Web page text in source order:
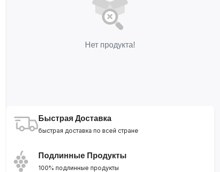
Нет продукта!
Быстрая Доставка
быстрая доставка по всей стране
Подлинные Продукты
100% подлинные продукты